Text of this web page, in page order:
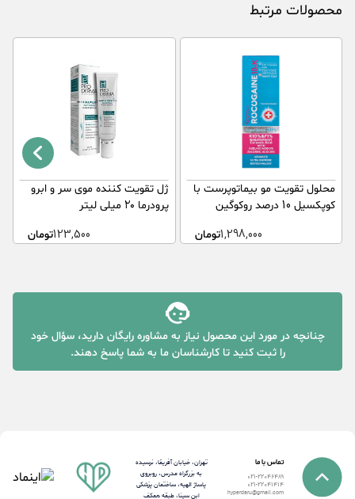
محصولات مرتبط
محلول تقویت مو بیماتوپرست با
کوپکسیل 10 درصد روکوگین
1,298,000تومان
ژل تقویت کننده موی سر و ابرو
پرودرما ۲۰ میلی لیتر
123,500تومان
چنانچه در مورد این محصول نیاز به مشاوره رایگان دارید، سؤال خود
را ثبت کنید تا کارشناسان ما به شما پاسخ دهند.
تماس با ما
021-22046489
021-22041414
hyperdaru@gmail.com
تهران، خیابان آفریقا، نرسیده
به بزرگراه مدرس، روبروی
پاساژ الهیه، ساختمان پزشکی
ابن سینا، طبقه همکف